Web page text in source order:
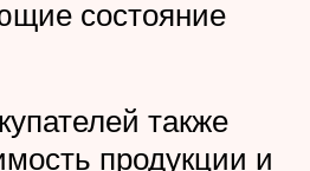
состояние
также
продукции и